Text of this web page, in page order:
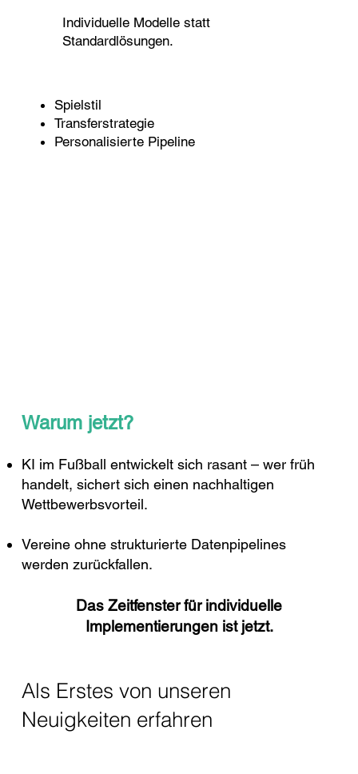
Individuelle Modelle statt
Standardlösungen.
Spielstil
Transferstrategie
Personalisierte Pipeline
Warum jetzt?
KI im Fußball entwickelt sich rasant – wer früh
handelt, sichert sich einen nachhaltigen
Wettbewerbsvorteil.
Vereine ohne strukturierte Datenpipelines
werden zurückfallen.
Das Zeitfenster für individuelle
Implementierungen ist jetzt.
Als Erstes von unseren
Neuigkeiten erfahren